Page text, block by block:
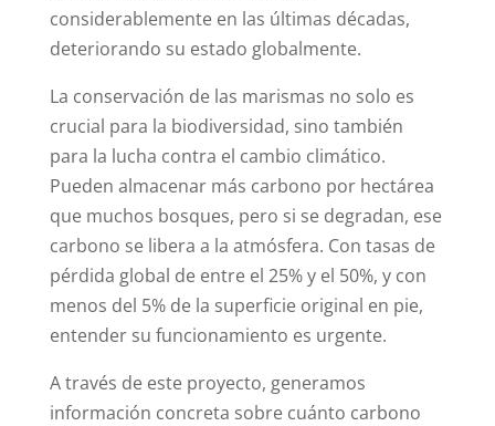
considerablemente en las últimas décadas,
deteriorando su estado globalmente.
La conservación de las marismas no solo es
crucial para la biodiversidad, sino también
para la lucha contra el cambio climático.
Pueden almacenar más carbono por hectárea
que muchos bosques, pero si se degradan, ese
carbono se libera a la atmósfera. Con tasas de
pérdida global de entre el 25% y el 50%, y con
menos del 5% de la superficie original en pie,
entender su funcionamiento es urgente.
A través de este proyecto, generamos
información concreta sobre cuánto carbono